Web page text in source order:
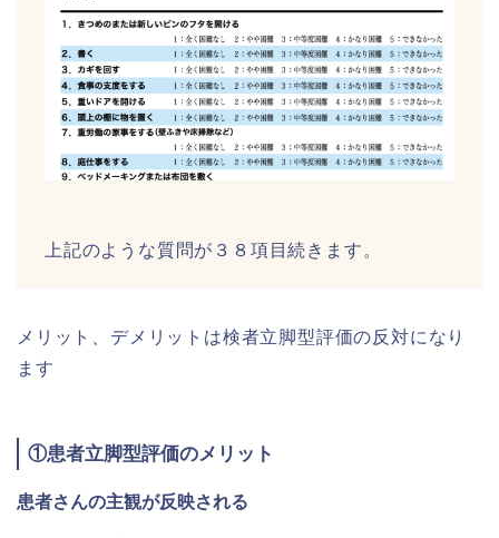
上記のような質問が３８項目続きます。
メリット、デメリットは検者立脚型評価の反対になり
ます
①患者立脚型評価のメリット
患者さんの主観が反映される